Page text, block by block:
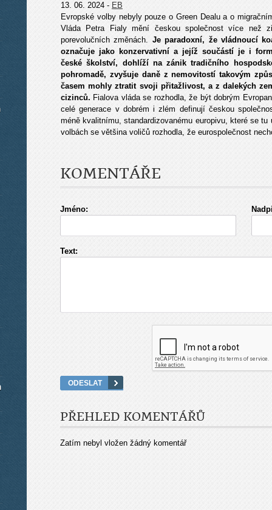
13. 06. 2024 - EB
Evropské volby nebyly pouze o Green Dealu a o
Vláda Petra Fialy mění českou společnost více než
porevolučních změnách. Je paradoxní, že vládnoucí
označuje jako konzervativní a jejíž součástí je i
české školství, dohlíží na zánik tradičního
pohromadě, zvyšuje daně z nemovitostí takovým
časem mohly ztratit svoji přitažlivost, a z dalekých
cizinců. Fialova vláda se rozhodla, že být dobrým
celé generace v dobrém i zlém definují českou
méně kvalitnímu, standardizovanému europivu, které se
volbách se většina voličů rozhodla, že eurospolečnost
KOMENTÁŘE
Jméno:
Text:
PŘEHLED KOMENTÁŘŮ
Zatím nebyl vložen žádný komentář